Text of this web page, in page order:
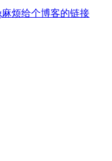
麻烦给个博客的链接